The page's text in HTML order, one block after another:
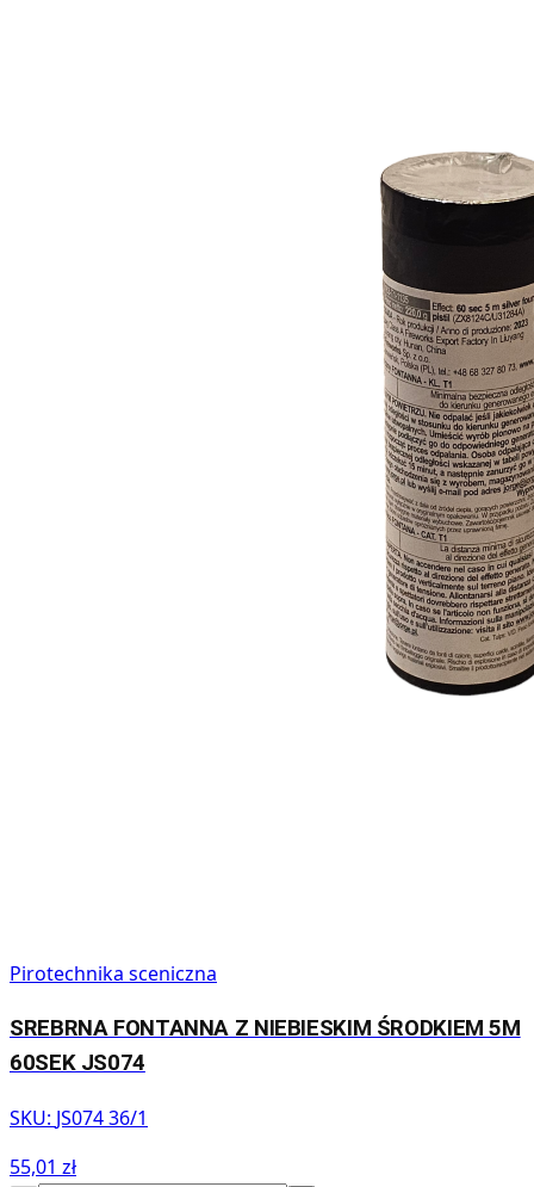
Pirotechnika sceniczna
SREBRNA FONTANNA Z NIEBIESKIM ŚRODKIEM 5M
60SEK JS074
SKU: JS074 36/1
55,01 zł